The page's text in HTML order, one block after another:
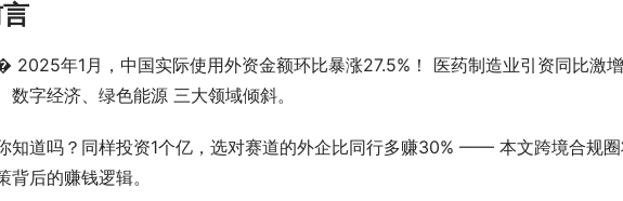
年1月，中国实际使用外资金额环比暴涨27.5%！ 医药制造业引资同比激
数字经济、绿色能源 三大领域倾斜。
知道吗？同样投资1个亿，选对赛道的外企比同行多赚30% —— 本文跨境合规
背后的赚钱逻辑。